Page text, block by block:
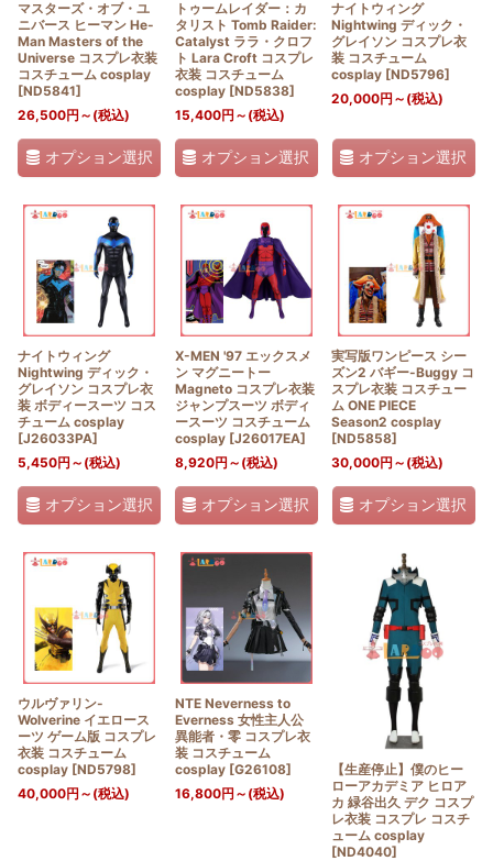
マスターズ・オブ・ユ
ニバース ヒーマン He-
Man Masters of the
Universe コスプレ衣装
コスチューム cosplay
[ND5841]
26,500円 ～ (税込)
オプション選択
トゥームレイダー：カ
タリスト Tomb Raider:
Catalyst ララ・クロフ
ト Lara Croft コスプレ
衣装 コスチューム
cosplay [ND5838]
15,400円 ～ (税込)
オプション選択
ナイトウィング
Nightwing ディック・
グレイソン コスプレ衣
装 コスチューム
cosplay [ND5796]
20,000円 ～ (税込)
オプション選択
ナイトウィング
Nightwing ディック・
グレイソン コスプレ衣
装 ボディースーツ コス
チューム cosplay
[J26033PA]
5,450円 ～ (税込)
オプション選択
X-MEN '97 エックスメ
ン マグニートー
Magneto コスプレ衣装
ジャンプスーツ ボディ
ースーツ コスチューム
cosplay [J26017EA]
8,920円 ～ (税込)
オプション選択
実写版ワンピース シー
ズン2 バギー-Buggy コ
スプレ衣装 コスチュー
ム ONE PIECE
Season2 cosplay
[ND5858]
30,000円 ～ (税込)
オプション選択
ウルヴァリン-
Wolverine イエロース
ーツ ゲーム版 コスプレ
衣装 コスチューム
cosplay [ND5798]
40,000円 ～ (税込)
NTE Neverness to
Everness 女性主人公
異能者・零 コスプレ衣
装 コスチューム
cosplay [G26108]
16,800円 ～ (税込)
【生産停止】僕のヒー
ローアカデミア ヒロア
カ 緑谷出久 デク コスプ
レ衣装 コスプレ コスチ
ューム cosplay
[ND4040]